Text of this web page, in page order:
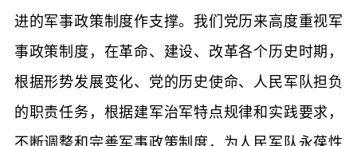
进的军事政策制度作支撑。我们党历来高度重视军
事政策制度，在革命、建设、改革各个历史时期，
根据形势发展变化、党的历史使命、人民军队担负
的职责任务，根据建军治军特点规律和实践要求，
不断调整和完善军事政策制度，为人民军队永葆性